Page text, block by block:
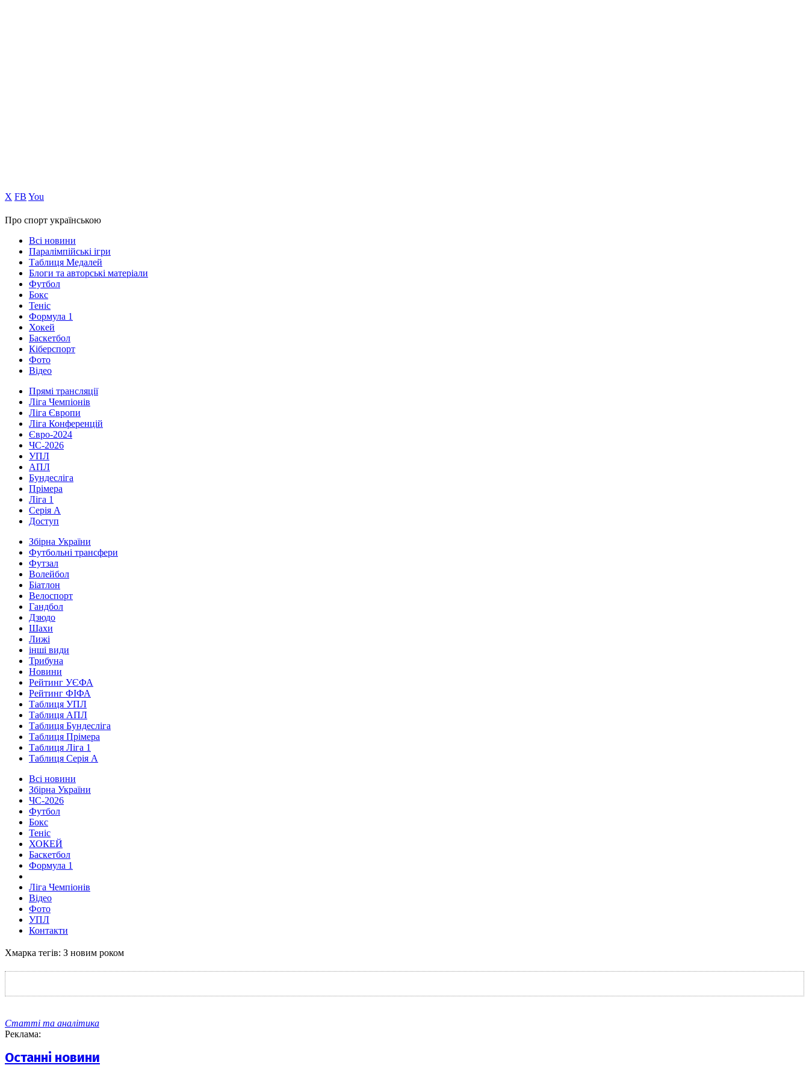
Х FB You
Про спорт українською
Всі новини
Паралімпійські ігри
Таблиця Медалей
Блоги та авторські матеріали
Футбол
Бокс
Теніс
Формула 1
Хокей
Баскетбол
Кіберспорт
Фото
Відео
Прямі трансляції
Ліга Чемпіонів
Ліга Європи
Ліга Конференцій
Євро-2024
ЧС-2026
УПЛ
АПЛ
Бундесліга
Прімера
Ліга 1
Серія А
Доступ
Збірна України
Футбольні трансфери
Футзал
Волейбол
Біатлон
Велоспорт
Гандбол
Дзюдо
Шахи
Лижі
інші види
Трибуна
Новини
Рейтинг УЄФА
Рейтинг ФІФА
Таблиця УПЛ
Таблиця АПЛ
Таблиця Бундесліга
Таблиця Прімера
Таблиця Ліга 1
Таблиця Серія А
Всі новини
Збірна України
ЧС-2026
Футбол
Бокс
Теніс
ХОКЕЙ
Баскетбол
Формула 1
Ліга Чемпіонів
Відео
Фото
УПЛ
Контакти
Хмарка тегів: З новим роком
Статті та аналітика
Реклама:
Останні новини